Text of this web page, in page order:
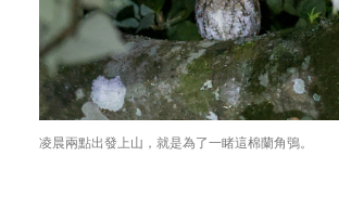
凌晨兩點出發上山，就是為了一睹這棉蘭角鴞。